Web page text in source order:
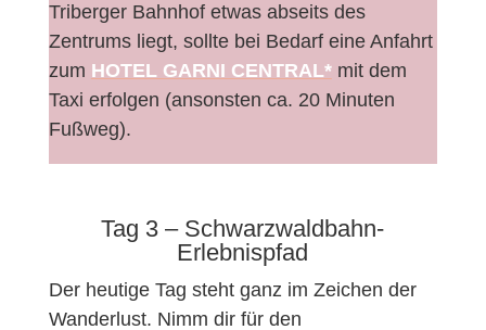
Triberger Bahnhof etwas abseits des
Zentrums liegt, sollte bei Bedarf eine Anfahrt
zum HOTEL GARNI CENTRAL*mit dem
Taxi erfolgen (ansonsten ca. 20 Minuten
Fußweg).
Tag 3 – Schwarzwaldbahn-
Erlebnispfad
Der heutige Tag steht ganz im Zeichen der
Wanderlust. Nimm dir für den